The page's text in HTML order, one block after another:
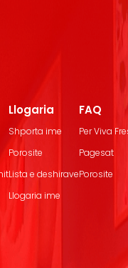
Llogaria
Shporta ime
Porosite
Lista e deshirave
Llogaria ime
FAQ
Per Viva
Pagesat
Porosite